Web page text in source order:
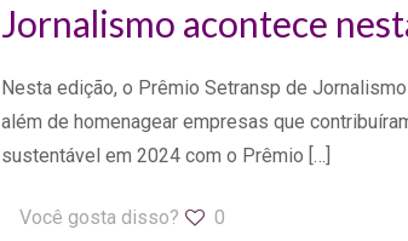
Jornalismo acontece
Nesta edição, o Prêmio Setransp de
além de homenagear empresas que
sustentável em 2024 com o Prêmio […]
Você gosta disso? 0